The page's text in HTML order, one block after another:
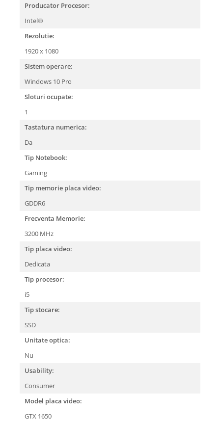
Producator Procesor:
Intel®
Rezolutie:
1920 x 1080
Sistem operare:
Windows 10 Pro
Sloturi ocupate:
1
Tastatura numerica:
Da
Tip Notebook:
Gaming
Tip memorie placa video:
GDDR6
Frecventa Memorie:
3200 MHz
Tip placa video:
Dedicata
Tip procesor:
i5
Tip stocare:
SSD
Unitate optica:
Nu
Usability:
Consumer
Model placa video:
GTX 1650